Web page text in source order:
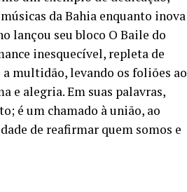
da Bahia enquanto inova
lançou seu bloco O Baile do
inesquecível, repleta de
multidão, levando os foliões ao
e alegria. Em suas palavras,
é um chamado à união, ao
de reafirmar quem somos e